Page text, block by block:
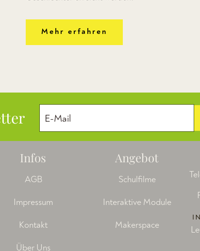
Mehr erfahren
Infos
AGB
Impressum
Kontakt
Über Uns
Angebot
Schulfilme
Interaktive Module
Makerspace